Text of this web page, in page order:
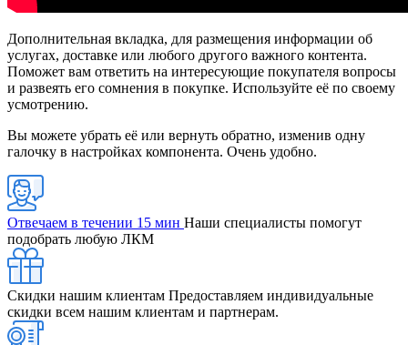
Дополнительная вкладка, для размещения информации об
услугах, доставке или любого другого важного контента.
Поможет вам ответить на интересующие покупателя вопросы
и развеять его сомнения в покупке. Используйте её по своему
усмотрению.
Вы можете убрать её или вернуть обратно, изменив одну
галочку в настройках компонента. Очень удобно.
Отвечаем в течении 15 мин Наши специалисты помогут
подобрать любую ЛКМ
Скидки нашим клиентам Предоставляем индивидуальные
скидки всем нашим клиентам и партнерам.